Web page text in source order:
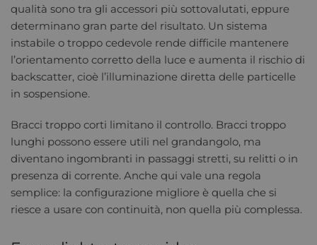
qualità sono tra gli accessori più sottovalutati, eppure
determinano gran parte del risultato. Un sistema
instabile o troppo cedevole rende difficile mantenere
l’orientamento corretto della luce e aumenta il rischio di
backscatter, cioè l’illuminazione diretta delle particelle
in sospensione.
Bracci troppo corti limitano il controllo. Bracci troppo
lunghi possono essere utili nel grandangolo, ma
diventano ingombranti in passaggi stretti, su relitti o in
presenza di corrente. Anche qui vale una regola
semplice: la configurazione migliore è quella che si
riesce a usare con continuità, non quella più complessa.